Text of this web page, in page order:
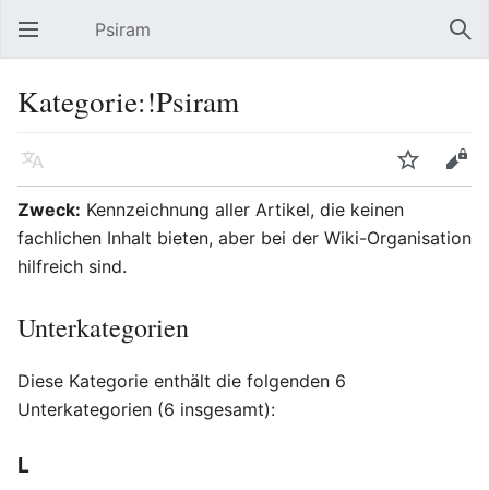
Hauptmenü öffnen Psiram
Kategorie:!Psiram
Sprache Beobachten
Bearbeiten
Zweck: Kennzeichnung aller Artikel, die keinen
fachlichen Inhalt bieten, aber bei der Wiki-Organisation
hilfreich sind.
Unterkategorien
Diese Kategorie enthält die folgenden 6
Unterkategorien (6 insgesamt):
L